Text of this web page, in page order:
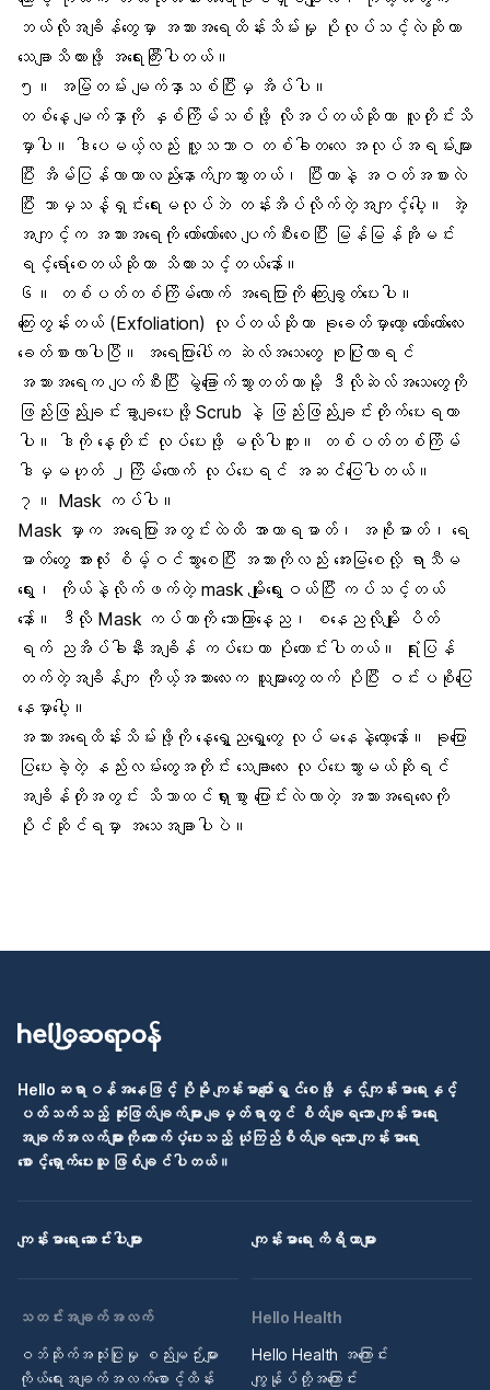
ဘယ်လိုအချိန်တွေမှာ အသားအရေထိန်းသိမ်းမှု ပိုလုပ်သင့်လဲဆိုတာ
သေချာသိထားဖို့ အရေးကြီးပါတယ်။
၅။ အမြဲတမ်း မျက်နှာသစ်ပြီးမှ အိပ်ပါ။
တစ်နေ့ မျက်နှာကို နှစ်ကြိမ်သစ်ဖို့ လိုအပ်တယ်ဆိုတာ လူတိုင်းသိ
မှာပါ။ ဒါပေမယ့်လည်း လူ့သဘာဝ တစ်ခါတလေ အလုပ်အရမ်းများ
ပြီး အိမ်ပြန်လာတာလည်းနောက်ကျသွားတယ်၊ ပြီးတာနဲ့ အဝတ်အစားလဲ
ပြီး ဘာမှသန့်ရှင်းရေးမလုပ်ဘဲ တန်းအိပ်လိုက်တဲ့အကျင့်ပေါ့။ အဲ့
အကျင့်က အသားအရေကို တော်တော်လေး ပျက်စီးစေပြီး မြန်မြန်အိုမင်း
ရင့်ရော်စေတယ်ဆိုတာ သိထားသင့်တယ်နော်။
၆။ တစ်ပတ်တစ်ကြိမ်လောက် အရေပြားကို ကြေးချွတ်ပေးပါ။
ကြေးတွန်းတယ် (Exfoliation) လုပ်တယ်ဆိုတာ ခုခေတ်မှာတော့ တော်တော်လေး
ခေတ်စားလာပါပြီ။ အရေပြားပေါ်က ဆဲလ်အသေတွေ စုပြုံလာရင်
အသားအရေက ပျက်စီးပြီး မွဲခြောက်သွားတတ်တာမို့ ဒီလိုဆဲလ်အသေတွေကို
ဖြည်းဖြည်းချင်းခွာချပေးဖို့ Scrub နဲ့ ဖြည်းဖြည်းချင်းတိုက်ပေးရတာ
ပါ။ ဒါကို နေ့တိုင်း လုပ်ပေးဖို့ မလိုပါဘူး။ တစ်ပတ်တစ်ကြိမ်
ဒါမှမဟုတ် ၂ကြိမ်လောက် လုပ်ပေးရင် အဆင်ပြေပါတယ်။
၇။ Mask ကပ်ပါ။
Mask မှာက အရေပြားအတွင်းထဲထိ အာဟာရဓာတ်၊ အစိုဓာတ်၊ ရေ
ဓာတ်တွေ အားလုံး စိမ့်ဝင်သွားစေပြီး အသားကိုလည်း အေးမြစေလို့ ရာသီမ
ရွေး၊ ကိုယ်နဲ့လိုက်ဖက်တဲ့ mask မျိုးရွေးဝယ်ပြီး ကပ်သင့်တယ်
နော်။ ဒီလို Mask ကပ်တာကို သောကြာနေ့ည၊ စနေညလိုမျိုး ပိတ်
ရက် ညအိပ်ခါနီးအချိန် ကပ်ပေးတာ ပိုကောင်းပါတယ်။ ရုံးပြန်
တက်တဲ့အချိန်ကျ ကိုယ့်အသားလေးက သူများတွေထက် ပိုပြီး ဝင်းပစိုပြေ
နေမှာပေါ့။
အသားအရေထိန်းသိမ်းဖို့ကို နေ့ရွှေ့ညရွှေ့တွေ လုပ်မနေနဲ့တော့နော်။ ခုပြော
ပြပေးခဲ့တဲ့ နည်းလမ်းတွေအတိုင်း သေချာလေး လုပ်ပေးသွားမယ်ဆိုရင်
အချိန်တိုအတွင်း သိသာထင်ရှားစွာ ပြောင်းလဲလာတဲ့ အသားအရေလေးကို
ပိုင်ဆိုင်ရမှာ အသေအချာပါပဲ။
Helloဆရာဝန်အနေဖြင့် ပိုမို ကျန်းမာပျော်ရွှင်စေဖို့ နှင့်ကျန်းမာရေးနှင့်
ပတ်သက်သည့် ဆုံးဖြတ်ချက်များ ချမှတ်ရာတွင် စိတ်ချရသော ကျန်းမာရေး
အချက်အလက်များကို ထောက်ပံ့ပေးသည့် ယုံကြည်စိတ်ချရသော ကျန်းမာရေး
စောင့်ရှောက်ပေးသူ ဖြစ်ချင်ပါတယ်။
ကျန်းမာရေး ဆောင်းပါးများ ကျန်းမာရေး ကိရိယာများ
သတင်းအချက်အလက်
ဝဘ်ဆိုက်အသုံးပြုမှု စည်းမျဉ်းများ
ကိုယ်ရေးအချက်အလက်စောင့်ထိန်း
Hello Health
Hello Health အကြောင်း
ကျွန်ုပ်တို့အကြောင်း